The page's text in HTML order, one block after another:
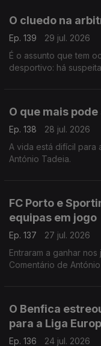
O cluedo na
Ep. 139
29 jul. 2026
É o assunto que tem
desportivo: há
O que mais
Ep. 138
28 jul. 2026
A vida está difícil para
António Tadeia.
FC Porto e
equipas em jogo
Ep. 137
27 jul. 2026
Entraram a ganhar
Comentário de
O Benfica
para a Liga
Ep. 136
24 jul. 2026